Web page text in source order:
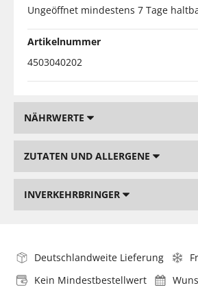
Ungeöffnet mindestens 7 Tage
Artikelnummer
4503040202
NÄHRWERTE
ZUTATEN UND ALLERGENE
INVERKEHRBRINGER
Deutschlandweite Lieferung
Kein Mindestbestellwert